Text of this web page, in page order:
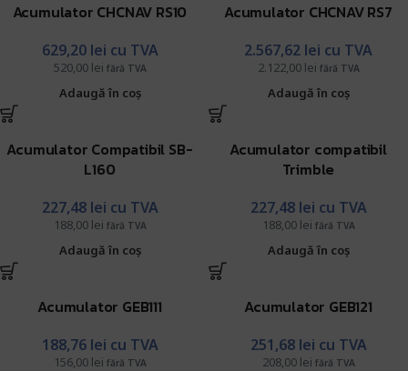
Acumulator CHCNAV RS10
520,00 lei fără TVA
629,20 lei cu TVA
Adaugă în coș
Acumulator CHCNAV RS7
2.122,00 lei fără TVA
2.567,62 lei cu TVA
Adaugă în coș
Acumulator Compatibil SB-
L160
188,00 lei fără TVA
227,48 lei cu TVA
Adaugă în coș
Acumulator compatibil
Trimble
188,00 lei fără TVA
227,48 lei cu TVA
Adaugă în coș
Acumulator GEB111
156,00 lei fără TVA
188,76 lei cu TVA
Acumulator GEB121
208,00 lei fără TVA
251,68 lei cu TVA